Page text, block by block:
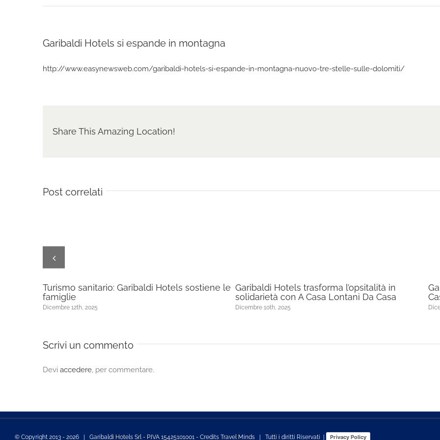
Garibaldi Hotels si espande in montagna
http://www.easynewsweb.com/garibaldi-hotels-si-espande-in-montagna-nuovo-tre-stelle-sulle-dolomiti/
Share This Amazing Location!
Post correlati
Turismo sanitario: Garibaldi Hotels sostiene le
famiglie
Dicembre 12th, 2025
Garibaldi Hotels trasforma l’opsitalità in
solidarietà con A Casa Lontani Da Casa
Dicembre 10th, 2025
Scrivi un commento
Devi accedere, per commentare.
© Copyright 2013 - 2026 | Garibaldi Hotels Srl - P.IVA 15425101001 - Credits Travel Minds | Tutti i diritti Riservati | Privacy Policy